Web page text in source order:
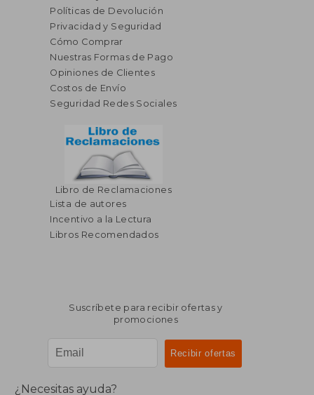
Políticas de Devolución
Privacidad y Seguridad
Cómo Comprar
Nuestras Formas de Pago
Opiniones de Clientes
Costos de Envío
Seguridad Redes Sociales
Libro de Reclamaciones
Lista de autores
Incentivo a la Lectura
Libros Recomendados
Suscríbete para recibir ofertas y
promociones
¿Necesitas ayuda?